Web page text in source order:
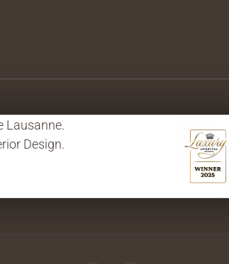
Lausanne.
Design.